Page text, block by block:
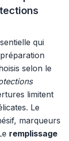
qui
selon le
limitent
Le
marqueurs
remplissage